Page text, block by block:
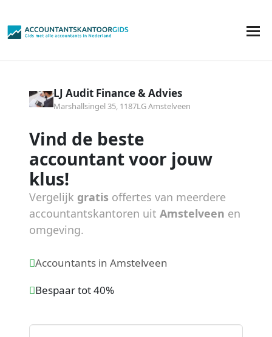
LJ Audit Finance & Advies
Marshallsingel 35, 1187LG Amstelveen
Vind de beste
accountant voor jouw
klus!
Vergelijk gratis offertes van meerdere
accountantskantoren uit Amstelveen en
omgeving.
Accountants in Amstelveen
Bespaar tot 40%